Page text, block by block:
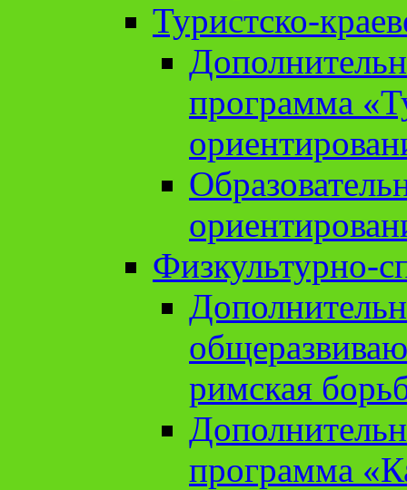
Туристско-
программа
Физкультурно-
римская
программа